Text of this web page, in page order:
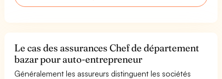
Le cas des assurances Chef de département
bazar pour auto-entrepreneur
Généralement les assureurs distinguent les sociétés